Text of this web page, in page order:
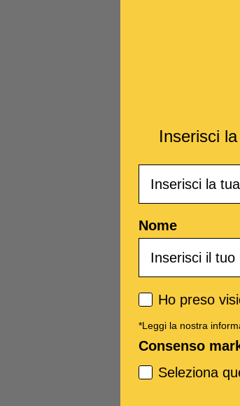
Inserisci
Nome
Privacy policy
Ho preso
*Leggi la nostra
Consenso
Seleziona